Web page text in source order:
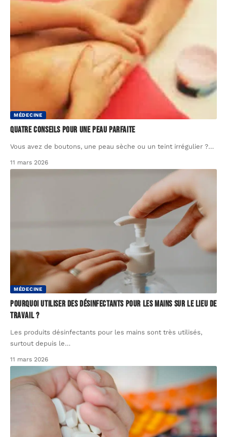
MÉDECINE
Quatre conseils pour une peau parfaite
Vous avez de boutons, une peau sèche ou un teint irrégulier ?…
11 mars 2026
MÉDECINE
Pourquoi utiliser des désinfectants pour les mains sur le lieu de
travail ?
Les produits désinfectants pour les mains sont très utilisés,
surtout depuis le…
11 mars 2026